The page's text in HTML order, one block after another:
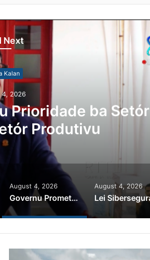
Next
Kalan
4, 2026
Prioridade ba Setór
Produtivu
August 4, 2026
Governu Promete Tau Prioridade ba Setór Minerais no Setór Produtivu
August 4, 2026